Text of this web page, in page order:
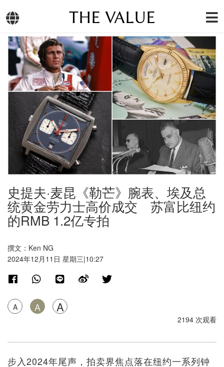
THE VALUE
史提夫·麦昆《勒芒》腕表、埃及总
统黄金劳力士高价成交 苏富比纽约
的RMB 1.2亿专拍
撰文：Ken NG
2024年12月11日 星期三|10:27
A A A
2194 次观看
步入2024年尾声，拍卖界焦点落在纽约一系列钟